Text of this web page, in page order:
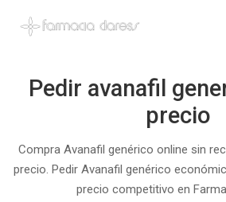
Pedir avanafil
precio
Compra Avanafil genérico online sin
precio. Pedir Avanafil genérico
precio competitivo en